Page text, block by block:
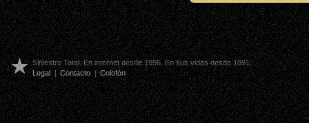
Siniestro Total. En internet desde 1996. En sus vidas desde 1981.
Legal | Contacto | Colofón